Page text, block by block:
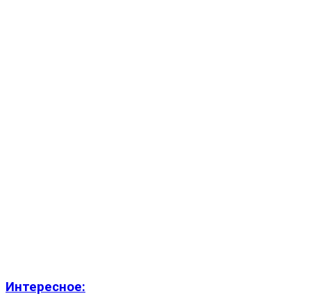
Интересное: